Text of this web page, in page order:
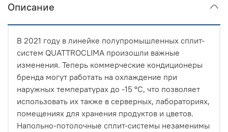
Описание
В 2021 году в линейке полупромышленных сплит-
систем QUATTROCLIMA произошли важные
изменения. Теперь коммерческие кондиционеры
бренда могут работать на охлаждение при
наружных температурах до -15 °C, что позволяет
использовать их также в серверных, лабораториях,
помещениях для хранения продуктов и цветов.
Напольно-потолочные сплит-системы незаменимы